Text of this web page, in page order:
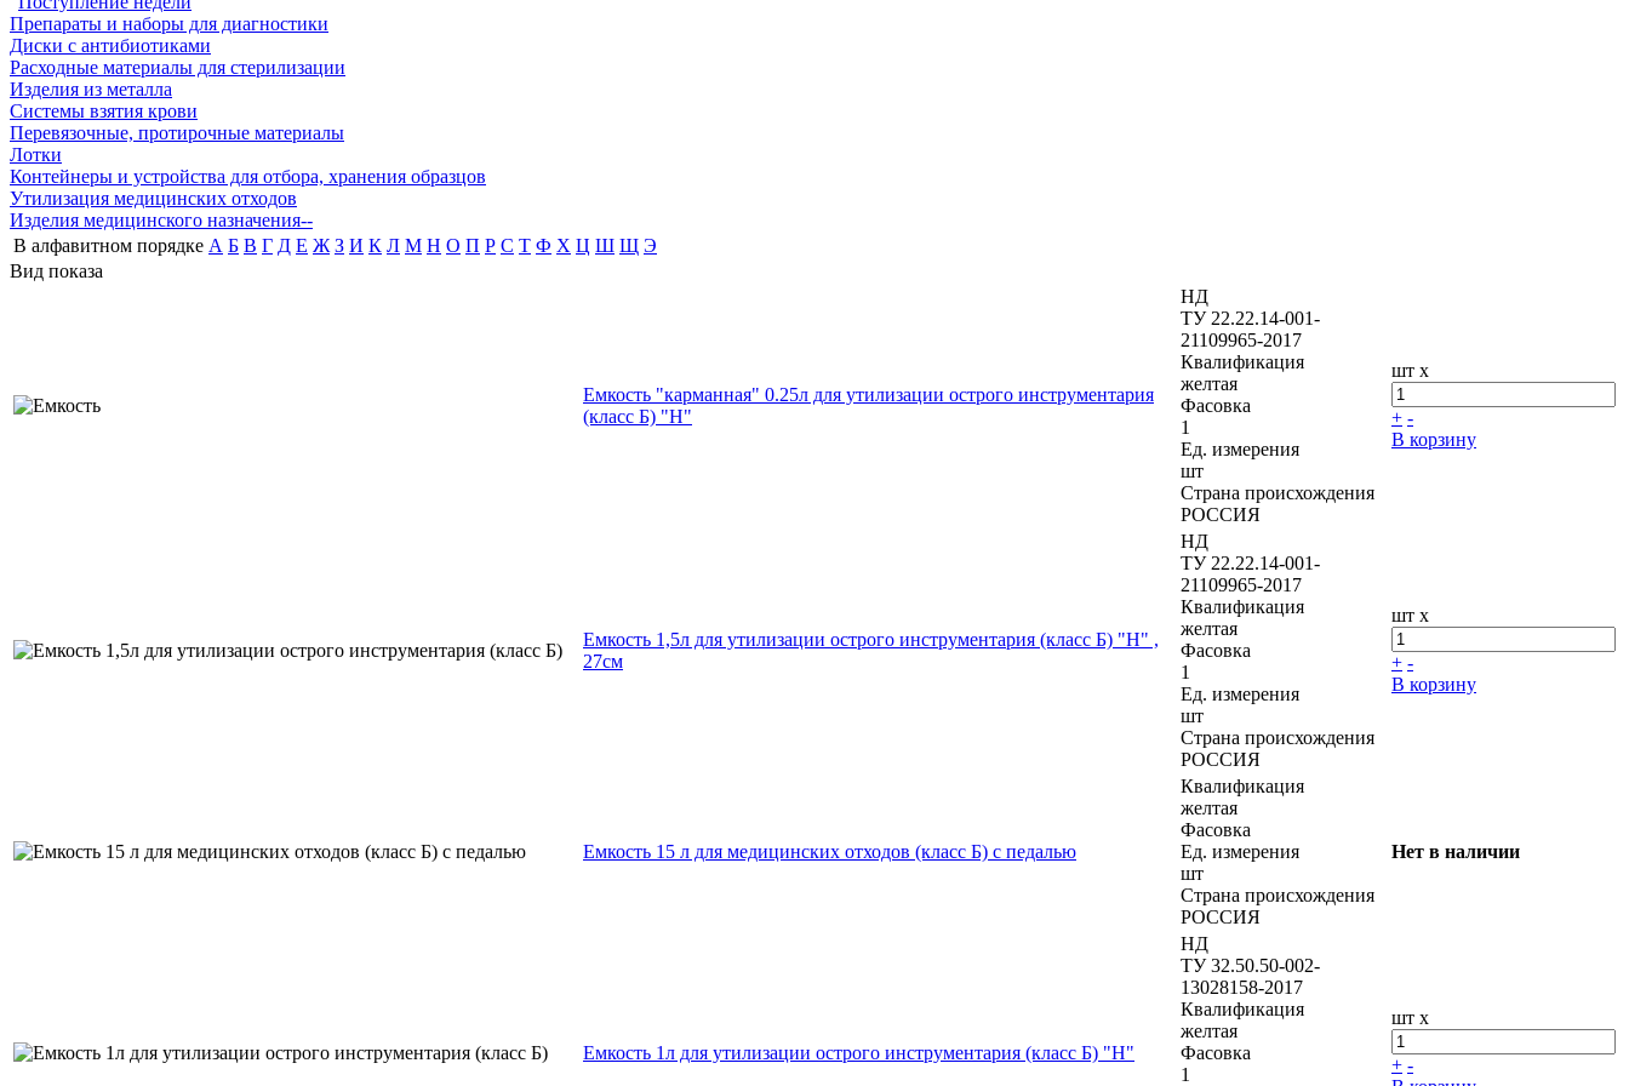
Препараты и наборы для диагностики
Диски с антибиотиками
Расходные материалы для стерилизации
Изделия из металла
Системы взятия крови
Перевязочные, протирочные материалы
Лотки
Контейнеры и устройства для отбора, хранения образцов
Утилизация медицинских отходов
Изделия медицинского назначения--
В алфавитном порядке А Б В Г Д Е Ж З И К Л М Н О П Р С Т Ф Х Ц Ш Щ Э
Вид показа
Емкость "карманная" 0.25л для утилизации острого инструментария
(класс Б) "Н"
НД
ТУ 22.22.14-001-
21109965-2017
Квалификация
желтая
Фасовка
1
Ед. измерения
шт
Страна происхождения
РОССИЯ
шт x
+ -
В корзину
Емкость 1,5л для утилизации острого инструментария (класс Б) "Н" ,
27см
НД
ТУ 22.22.14-001-
21109965-2017
Квалификация
желтая
Фасовка
1
Ед. измерения
шт
Страна происхождения
РОССИЯ
шт x
+ -
В корзину
Емкость 15 л для медицинских отходов (класс Б) с педалью
Квалификация
желтая
Фасовка
Ед. измерения
шт
Страна происхождения
РОССИЯ
Нет в наличии
Емкость 1л для утилизации острого инструментария (класс Б) "Н"
НД
ТУ 32.50.50-002-
13028158-2017
Квалификация
желтая
Фасовка
1
шт x
+ -